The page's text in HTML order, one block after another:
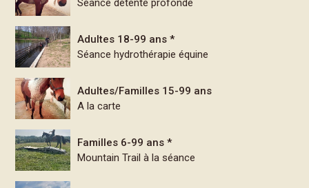
Séance détente profonde
Adultes 18-99 ans *
Séance hydrothérapie équine
Adultes/Familles 15-99 ans
A la carte
Familles 6-99 ans *
Mountain Trail à la séance